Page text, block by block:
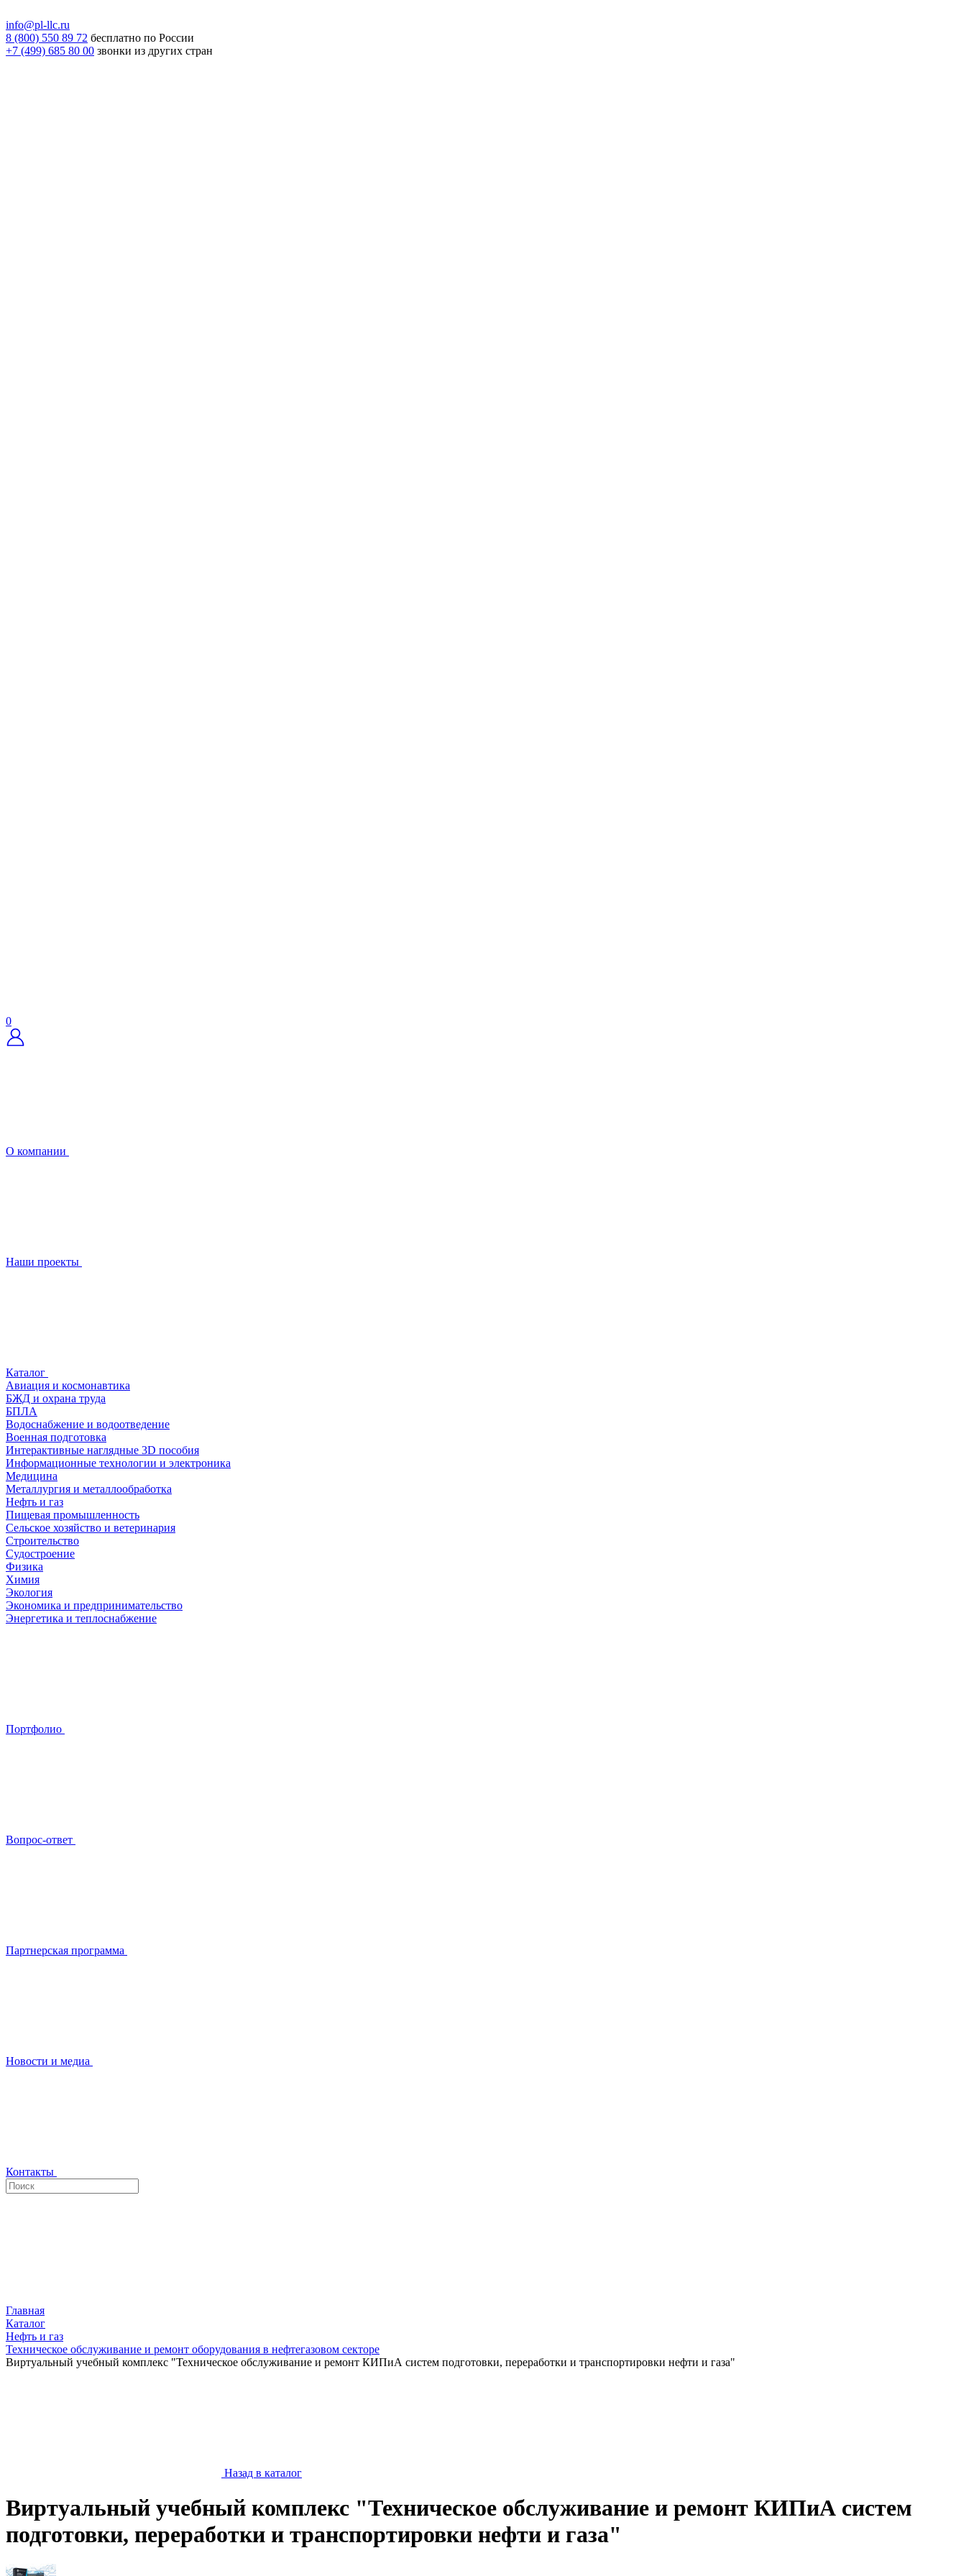
info@pl-llc.ru
8 (800) 550 89 72 бесплатно по России
+7 (499) 685 80 00 звонки из других стран
0
О компании
Наши проекты
Каталог
Авиация и космонавтика
БЖД и охрана труда
БПЛА
Водоснабжение и водоотведение
Военная подготовка
Интерактивные наглядные 3D пособия
Информационные технологии и электроника
Медицина
Металлургия и металлообработка
Нефть и газ
Пищевая промышленность
Сельское хозяйство и ветеринария
Строительство
Судостроение
Физика
Химия
Экология
Экономика и предпринимательство
Энергетика и теплоснабжение
Портфолио
Вопрос-ответ
Партнерская программа
Новости и медиа
Контакты
Главная
Каталог
Нефть и газ
Техническое обслуживание и ремонт оборудования в нефтегазовом секторе
Виртуальный учебный комплекс "Техническое обслуживание и ремонт КИПиА систем подготовки, переработки и транспортировки нефти и газа"
Назад в каталог
Виртуальный учебный комплекс "Техническое обслуживание и ремонт КИПиА систем
подготовки, переработки и транспортировки нефти и газа"